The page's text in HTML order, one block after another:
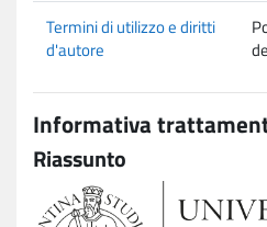
Termini di utilizzo e diritti
d'autore
Informativa
Riassunto